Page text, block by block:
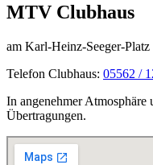
MTV Clubhaus
am Karl-Heinz-Seeger-Platz
Telefon Clubhaus: 05562 /
In angenehmer Atmosphäre
Übertragungen.